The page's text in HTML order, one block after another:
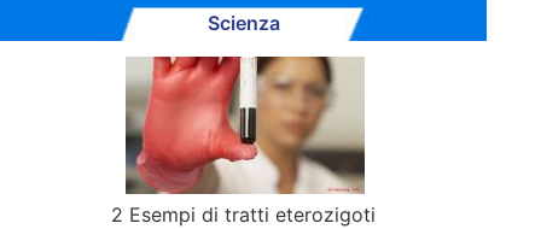
Scienza
2 Esempi di tratti eterozigoti